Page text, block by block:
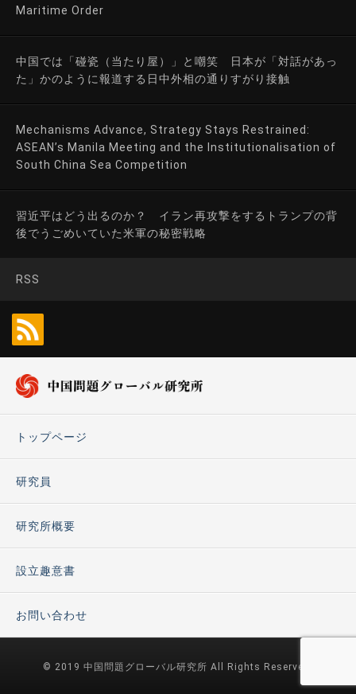
Maritime Order
中国では「碰瓷（当たり屋）」と嘲笑 日本が「対話があっ
た」かのように報道する日中外相の通りすがり接触
Mechanisms Advance, Strategy Stays Restrained:
ASEAN’s Manila Meeting and the Institutionalisation of
South China Sea Competition
習近平はどう出るのか？ イラン再攻撃をするトランプの背
後でうごめいていた米軍の秘密戦略
RSS
トップページ
研究員
研究所概要
設立趣意書
お問い合わせ
© 2019 中国問題グローバル研究所 All Rights Reserved.